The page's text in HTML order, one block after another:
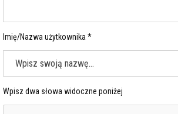
Imię/Nazwa użytkownika *
Wpisz dwa słowa widoczne poniżej